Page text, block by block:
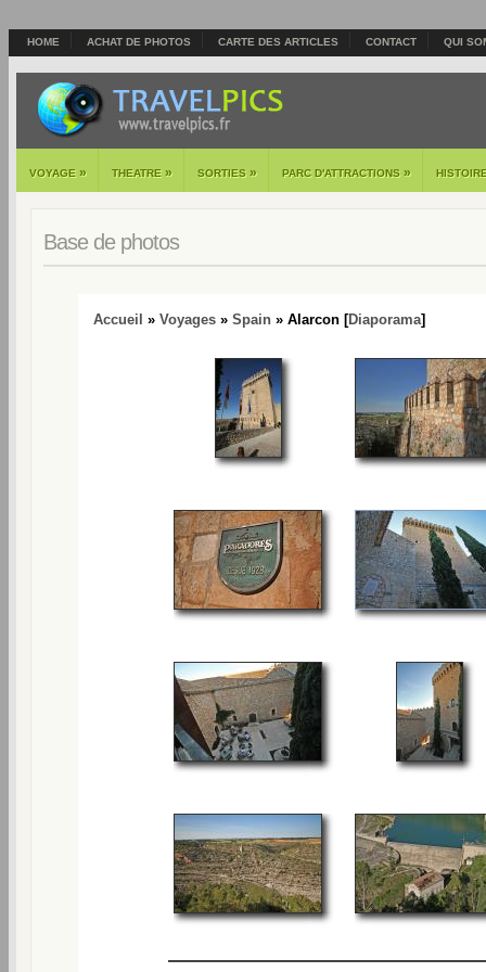
HOME ACHAT DE PHOTOS CARTE DES ARTICLES CONTACT QUI
VOYAGE » THEATRE » SORTIES » PARC D'ATTRACTIONS »
Base de photos
Accueil » Voyages » Spain » Alarcon [Diaporama]